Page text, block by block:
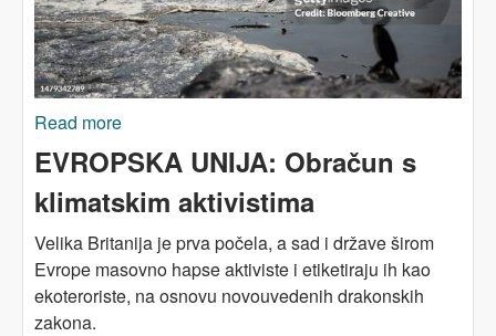
Read more
taktike nisu od juče - a nisu ni tako radikalne
EVROPSKA UNIJA: Obračun s
klimatskim aktivistima
Velika Britanija je prva počela, a sad i države širom
Evrope masovno hapse aktiviste i etiketiraju ih kao
ekoteroriste, na osnovu novouvedenih drakonskih
zakona.